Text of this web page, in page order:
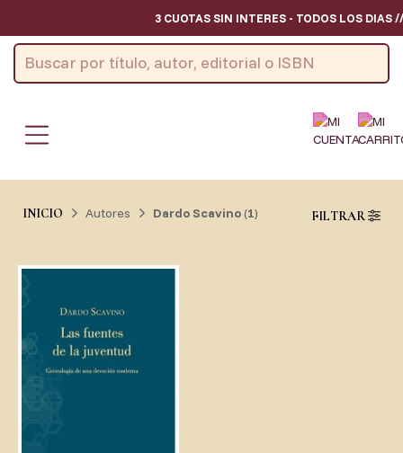
3 CUOTAS SIN INTERES - TODOS LOS DIAS
FILTRAR
INICIO Autores Dardo Scavino(1)